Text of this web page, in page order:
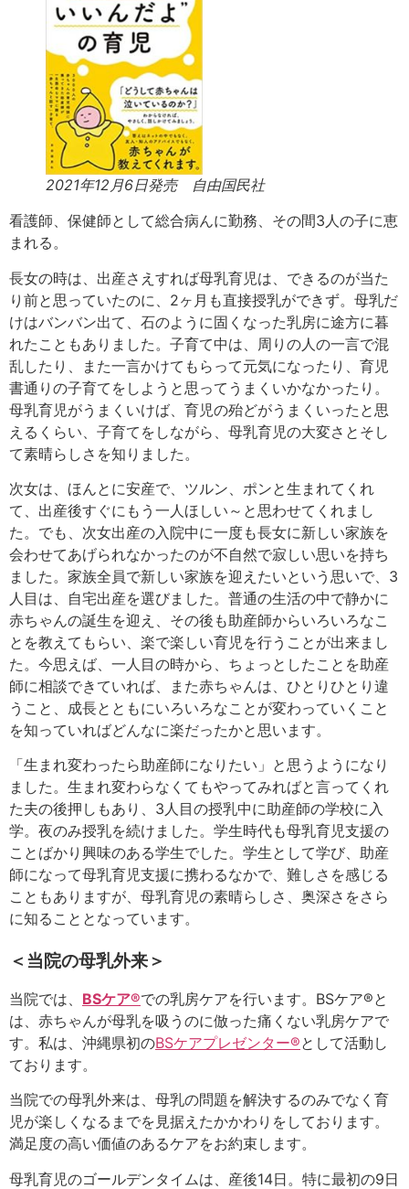
2021年12月6日発売 自由国民社
看護師、保健師として総合病んに勤務、その間3人の子に恵
まれる。
長女の時は、出産さえすれば母乳育児は、できるのが当た
り前と思っていたのに、2ヶ月も直接授乳ができず。母乳だ
けはバンバン出て、石のように固くなった乳房に途方に暮
れたこともありました。子育て中は、周りの人の一言で混
乱したり、また一言かけてもらって元気になったり、育児
書通りの子育てをしようと思ってうまくいかなかったり。
母乳育児がうまくいけば、育児の殆どがうまくいったと思
えるくらい、子育てをしながら、母乳育児の大変さとそし
て素晴らしさを知りました。
次女は、ほんとに安産で、ツルン、ポンと生まれてくれ
て、出産後すぐにもう一人ほしい～と思わせてくれまし
た。でも、次女出産の入院中に一度も長女に新しい家族を
会わせてあげられなかったのが不自然で寂しい思いを持ち
ました。家族全員で新しい家族を迎えたいという思いで、3
人目は、自宅出産を選びました。普通の生活の中で静かに
赤ちゃんの誕生を迎え、その後も助産師からいろいろなこ
とを教えてもらい、楽で楽しい育児を行うことが出来まし
た。今思えば、一人目の時から、ちょっとしたことを助産
師に相談できていれば、また赤ちゃんは、ひとりひとり違
うこと、成長とともにいろいろなことが変わっていくこと
を知っていればどんなに楽だったかと思います。
「生まれ変わったら助産師になりたい」と思うようになり
ました。生まれ変わらなくてもやってみればと言ってくれ
た夫の後押しもあり、3人目の授乳中に助産師の学校に入
学。夜のみ授乳を続けました。学生時代も母乳育児支援の
ことばかり興味のある学生でした。学生として学び、助産
師になって母乳育児支援に携わるなかで、難しさを感じる
こともありますが、母乳育児の素晴らしさ、奥深さをさら
に知ることとなっています。
＜当院の母乳外来＞
当院では、 BSケア®での乳房ケアを行います。BSケア®と
は、赤ちゃんが母乳を吸うのに倣った痛くない乳房ケアで
す。私は、沖縄県初のBSケアプレゼンター®として活動し
ております。
当院での母乳外来は、母乳の問題を解決するのみでなく育
児が楽しくなるまでを見据えたかかわりをしております。
満足度の高い価値のあるケアをお約束します。
母乳育児のゴールデンタイムは、産後14日。特に最初の9日